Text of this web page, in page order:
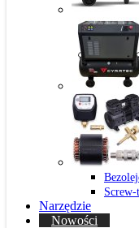
Screw-
Narzędzie
Nowości